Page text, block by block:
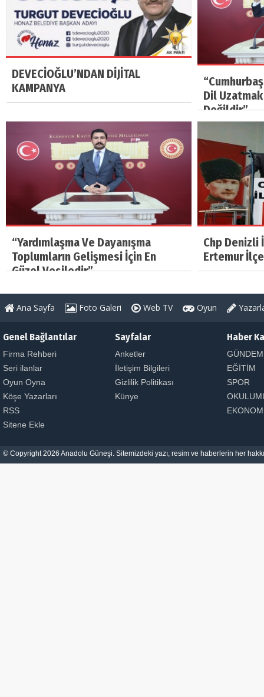
DEVECİOĞLU’NDAN DİJİTAL
KAMPANYA
Dil
Değildir”
“Yardımlaşma Ve Dayanışma
Toplumların Gelişmesi İçin En
Güzel Vesiledir”
Chp Denizli
Ertemur
Ana Sayfa Foto Galeri Web TV Oyun
Genel Bağlantılar
Firma Rehberi
Seri ilanlar
Oyun Oyna
Köşe Yazarları
RSS
Sitene Ekle
Sayfalar
Anketler
İletişim Bilgileri
Gizlilik Politikası
Künye
Haber
GÜNDEM
EĞİTİM
SPOR
© Copyright 2026 Anadolu Güneşi. Sitemizdeki yazı, resim ve haberlerin her